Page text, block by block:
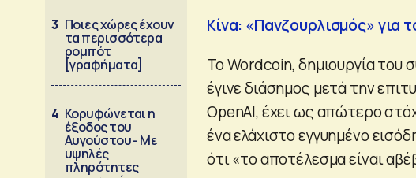
3 Ποιες χώρες έχουν
τα περισσότερα
ρομπότ
[γραφήματα]
4 Κορυφώνεται η
έξοδος του
Αυγούστου - Με
υψηλές
πληρότητες
Κίνα: «Πανζουρλισμός» για
Το Wordcoin, δημιουργία του
έγινε διάσημος μετά την
OpenAI, έχει ως απώτερο
ένα ελάχιστο εγγυημένο
ότι «το αποτέλεσμα είναι